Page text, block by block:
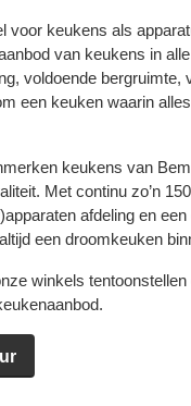
voor keukens als
van keukens in
voldoende
een keuken waarin
keukens van
Met continu zo’n
afdeling en
een droomkeuken
winkels